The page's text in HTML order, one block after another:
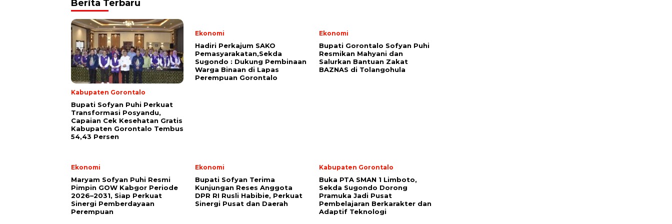
Berita Terbaru
Kabupaten Gorontalo
Bupati Sofyan Puhi Perkuat
Transformasi Posyandu,
Capaian Cek Kesehatan Gratis
Kabupaten Gorontalo Tembus
54,43 Persen
Ekonomi
Hadiri Perkajum SAKO
Pemasyarakatan,Sekda
Sugondo : Dukung Pembinaan
Warga Binaan di Lapas
Perempuan Gorontalo
Ekonomi
Bupati Gorontalo Sofyan Puhi
Resmikan Mahyani dan
Salurkan Bantuan Zakat
BAZNAS di Tolangohula
Ekonomi
Maryam Sofyan Puhi Resmi
Pimpin GOW Kabgor Periode
2026–2031, Siap Perkuat
Sinergi Pemberdayaan
Perempuan
Ekonomi
Bupati Sofyan Terima
Kunjungan Reses Anggota
DPR RI Rusli Habibie, Perkuat
Sinergi Pusat dan Daerah
Kabupaten Gorontalo
Buka PTA SMAN 1 Limboto,
Sekda Sugondo Dorong
Pramuka Jadi Pusat
Pembelajaran Berkarakter dan
Adaptif Teknologi